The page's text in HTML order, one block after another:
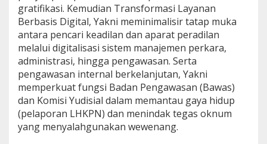
gratifikasi. Kemudian Transformasi Layanan
Berbasis Digital, Yakni meminimalisir tatap muka
antara pencari keadilan dan aparat peradilan
melalui digitalisasi sistem manajemen perkara,
administrasi, hingga pengawasan. Serta
pengawasan internal berkelanjutan, Yakni
memperkuat fungsi Badan Pengawasan (Bawas)
dan Komisi Yudisial dalam memantau gaya hidup
(pelaporan LHKPN) dan menindak tegas oknum
yang menyalahgunakan wewenang.